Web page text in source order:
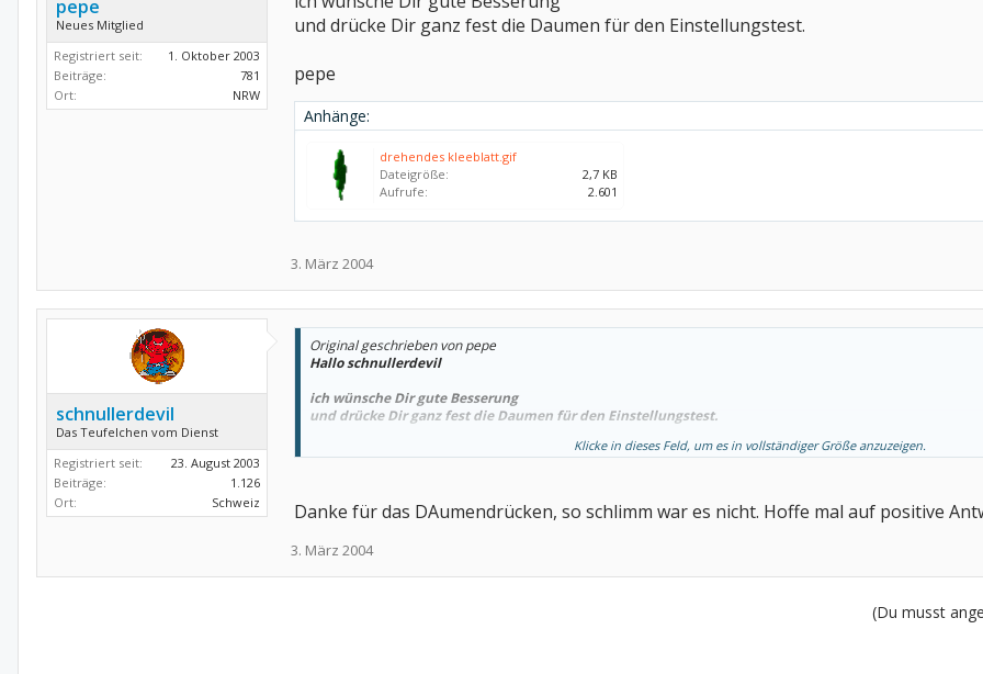
pepe
Neues Mitglied
Registriert seit:
1. Oktober 2003
Beiträge:
781
Ort:
NRW
und drücke Dir ganz fest die Daumen für den Einstellungstest.
pepe
Anhänge:
drehendes kleeblatt.gif
Dateigröße:
2,7 KB
Aufrufe:
2.601
3. März 2004
schnullerdevil
Das Teufelchen vom Dienst
Registriert seit:
23. August 2003
Beiträge:
1.126
Ort:
Schweiz
Original geschrieben von pepe
Hallo schnullerdevil
ich wünsche Dir gute Besserung
und drücke Dir ganz fest die Daumen für den Einstellungstest.
Klicke in dieses Feld, um es in vollständiger Größe anzuzeigen.
Danke für das DAumendrücken, so schlimm war es nicht. Hoffe mal auf positive
3. März 2004
(Du musst